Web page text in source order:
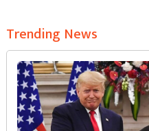
Trending News